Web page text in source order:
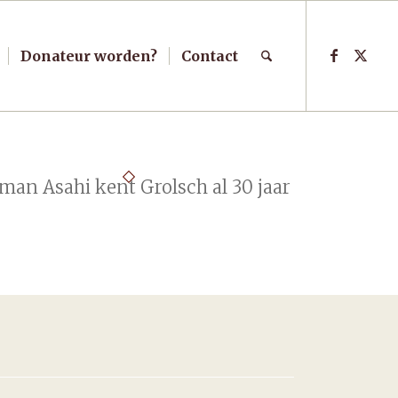
Donateur worden? Contact
Asahi kent Grolsch al 30 jaar